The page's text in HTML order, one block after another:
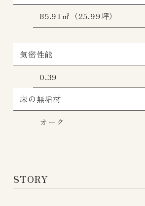
85.91㎡（25.99坪）
気密性能
0.39
床の無垢材
オーク
STORY